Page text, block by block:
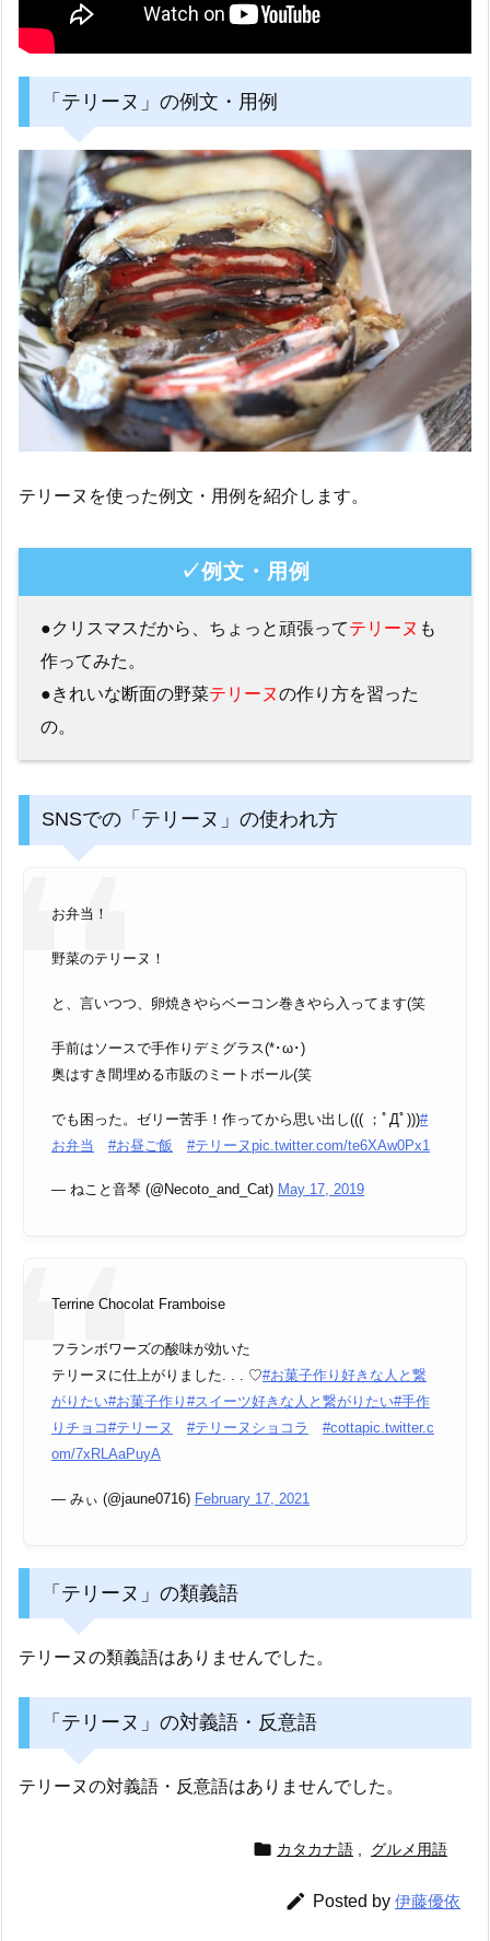
「テリーヌ」の例文・用例
テリーヌを使った例文・用例を紹介します。
✓例文・用例
●クリスマスだから、ちょっと頑張ってテリーヌ も
作ってみた。
●きれいな断面の野菜テリーヌの作り方を習った
の。
SNSでの「テリーヌ」の使われ方
お弁当！
野菜のテリーヌ！
と、言いつつ、卵焼きやらベーコン巻きやら入ってます(笑
手前はソースで手作りデミグラス(*･ω･)ゞ
奥はすき間埋める市販のミートボール(笑
でも困った。ゼリー苦手！作ってから思い出し((( ；ﾟДﾟ)))#
お弁当
#お昼ご飯 #テリーヌpic.twitter.com/te6XAw0Px1
— ねこと音琴 (@Necoto_and_Cat) May 17, 2019
Terrine Chocolat Framboise
フランボワーズの酸味が効いた
テリーヌに仕上がりました. . . ♡#お菓子作り好きな人と繋
がりたい#お菓子作り #スイーツ好きな人と繋がりたい#手作
りチョコ#テリーヌ #テリーヌショコラ #cottapic.twitter.c
om/7xRLAaPuyA
— みぃ (@jaune0716) February 17, 2021
「テリーヌ」の類義語
テリーヌの類義語はありませんでした。
「テリーヌ」の対義語・反意語
テリーヌの対義語・反意語はありませんでした。
 カタカナ語 , グルメ用語
 Posted by 伊藤優依